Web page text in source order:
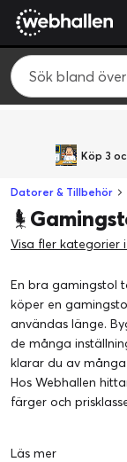
Köp 3
Datorer & Tillbehör
Visa fler kategorier
En bra gamingstol
köper en
användas länge.
de många
klarar du av
Hos Webhallen
färger och
Läs mer